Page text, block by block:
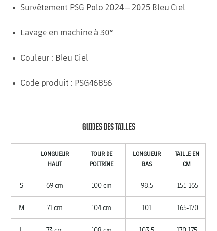
Survêtement PSG Polo 2024 – 2025 Bleu Ciel
Lavage en machine à 30°
Couleur : Bleu Ciel
Code produit : PSG46856
GUIDES DES TAILLES
LONGUEUR
HAUT
TOUR DE
POITRINE
LONGUEUR
BAS
TAILLE EN
CM
S 69 cm 100 cm 98.5 155-165
M 71 cm 104 cm 101 165-170